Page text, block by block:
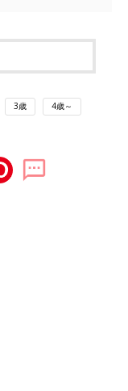
3歳 4歳～